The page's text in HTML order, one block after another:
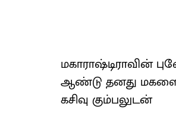
மகா​ராஷ்டி​ரா​வின்
ஆண்டு தனது மகளை
கசிவு கும்​பலுடன்